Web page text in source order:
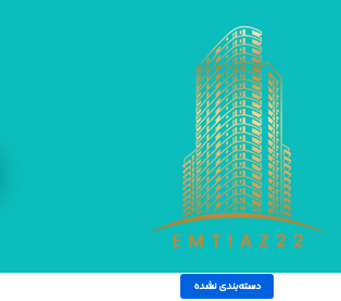
دسته‌بندی نشده